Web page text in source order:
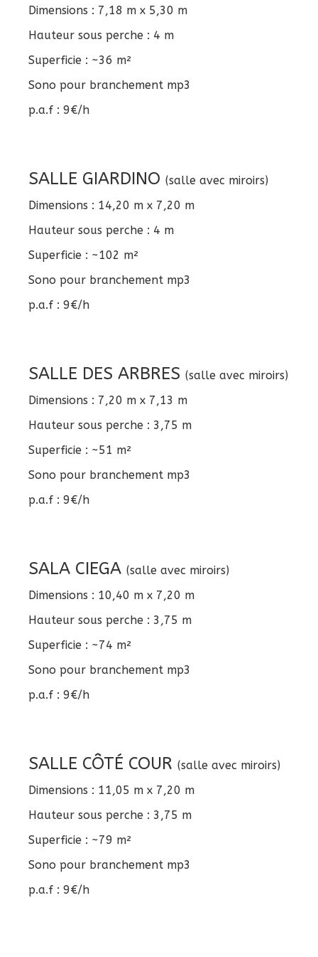
Dimensions : 7,18 m x 5,30 m
Hauteur sous perche : 4 m
Superficie : ~36 m²
Sono pour branchement mp3
p.a.f : 9€/h
SALLE GIARDINO (salle avec miroirs)
Dimensions : 14,20 m x 7,20 m
Hauteur sous perche : 4 m
Superficie : ~102 m²
Sono pour branchement mp3
p.a.f : 9€/h
SALLE DES ARBRES (salle avec miroirs)
Dimensions : 7,20 m x 7,13 m
Hauteur sous perche : 3,75 m
Superficie : ~51 m²
Sono pour branchement mp3
p.a.f : 9€/h
SALA CIEGA (salle avec miroirs)
Dimensions : 10,40 m x 7,20 m
Hauteur sous perche : 3,75 m
Superficie : ~74 m²
Sono pour branchement mp3
p.a.f : 9€/h
SALLE CÔTÉ COUR (salle avec miroirs)
Dimensions : 11,05 m x 7,20 m
Hauteur sous perche : 3,75 m
Superficie : ~79 m²
Sono pour branchement mp3
p.a.f : 9€/h